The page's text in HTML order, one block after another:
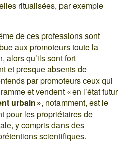
ritualisées, par exemple
de ces professions sont
aux promoteurs toute la
alors qu’ils sont fort
et presque absents de
par promoteurs ceux qui
et vendent « en l’état futur
urbain », notamment, est le
pour les propriétaires de
y compris dans des
scientifiques.